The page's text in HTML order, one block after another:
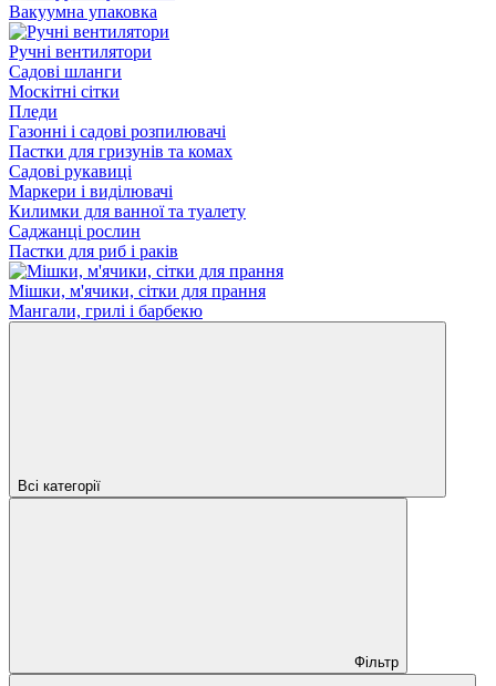
Вакуумна упаковка
Ручні вентилятори
Садові шланги
Москітні сітки
Пледи
Газонні і садові розпилювачі
Пастки для гризунів та комах
Садові рукавиці
Маркери і виділювачі
Килимки для ванної та туалету
Саджанці рослин
Пастки для риб і раків
Мішки, м'ячики, сітки для прання
Мангали, грилі і барбекю
Всі категорії
Фільтр